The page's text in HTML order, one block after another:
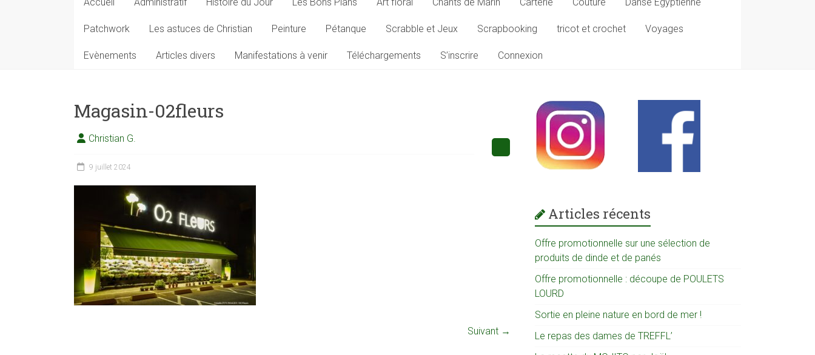
Patchwork Les astuces de Christian Peinture Pétanque Scrabble et Jeux Scrapbooking tricot et crochet Voyages
Evènements Articles divers Manifestations à venir Téléchargements S’inscrire Connexion
Magasin-02fleurs
Christian G.
9 juillet 2024
Suivant →
Articles récents
Offre promotionnelle sur une sélection de
produits de dinde et de panés
Offre promotionnelle : découpe de POULETS
LOURD
Sortie en pleine nature en bord de mer !
Le repas des dames de TREFFL’